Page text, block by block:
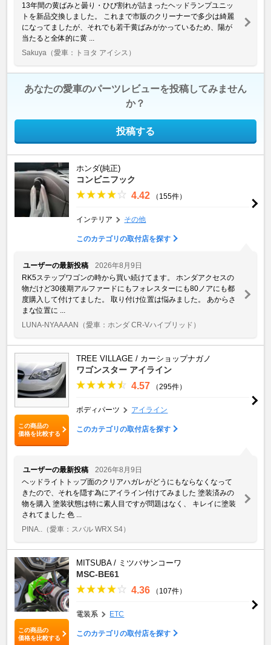
13年間の黄ばみと曇り・ひび割れが詰まったヘッドランプユニッ
トを新品交換しました。 これまで市販のクリーナーで多少は綺麗
になってましたが、それでも若干黄ばみがかっているため、陽が
当たると全体的に黄 ...
Sakuya （愛車：トヨタ アイシス）
あなたの愛車のパーツレビューを投稿してみません
か？
投稿する
ホンダ(純正)
コンビニフック
4.42 （155件）
インテリア その他
このカテゴリの取付店を探す
ユーザーの最新投稿
2026年8月9日
RK5ステップワゴンの時から買い続けてます。 ホンダアクセスの
物だけど30後期アルファードにもフォレスターにも80ノアにも都
度購入して付けてました。 取り付け位置は悩みました。 あからさ
まな位置に ...
LUNA-NYAAAAN （愛車：ホンダ CR-Vハイブリッド）
この商品の
価格を比較する
TREE VILLAGE / カーショップナガノ
ワゴンスター アイライン
4.57 （295件）
ボディパーツ アイライン
このカテゴリの取付店を探す
ユーザーの最新投稿
2026年8月9日
ヘッドライトトップ面のクリアハガレがどうにもならなくなって
きたので、それを隠す為にアイライン付けてみました 塗装済みの
物を購入 塗装状態は特に素人目ですが問題はなく、 キレイに塗装
されてました 色 ...
PINA..
（愛車：スバル WRX S4）
この商品の
価格を比較する
MITSUBA / ミツバサンコーワ
MSC-BE61
4.36 （107件）
電装系 ETC
このカテゴリの取付店を探す